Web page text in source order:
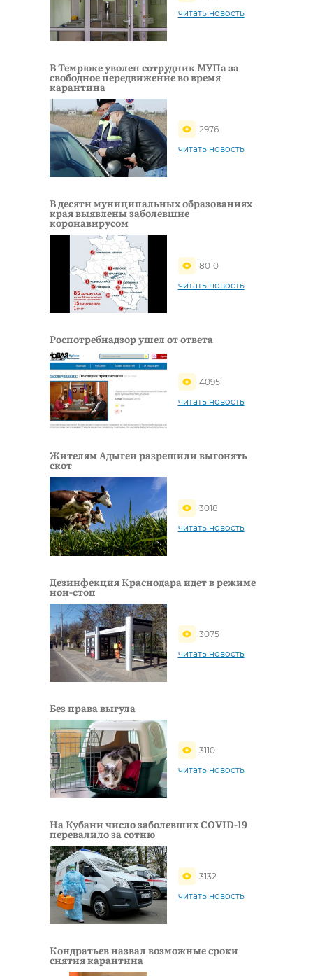
читать новость
В Темрюке уволен сотрудник МУПа за
свободное передвижение во время
карантина
2976
читать новость
В деcяти муниципальных образованиях
края выявлены заболевшие
коронавирусом
8010
читать новость
Роспотребнадзор ушел от ответа
4095
читать новость
Жителям Адыгеи разрешили выгонять
скот
3018
читать новость
Дезинфекция Краснодара идет в режиме
нон-стоп
3075
читать новость
Без права выгула
3110
читать новость
На Кубани число заболевших COVID-19
перевалило за сотню
3132
читать новость
Кондратьев назвал возможные сроки
снятия карантина